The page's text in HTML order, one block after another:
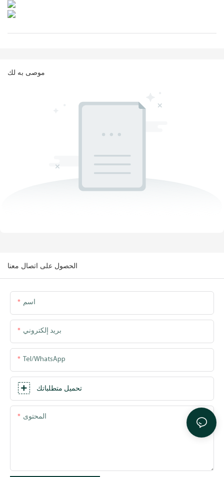
موصى به لك
الحصول على اتصال معنا
اسم
بريد إلكتروني
Tel/WhatsApp
تحميل متطلباتك
المحتوى